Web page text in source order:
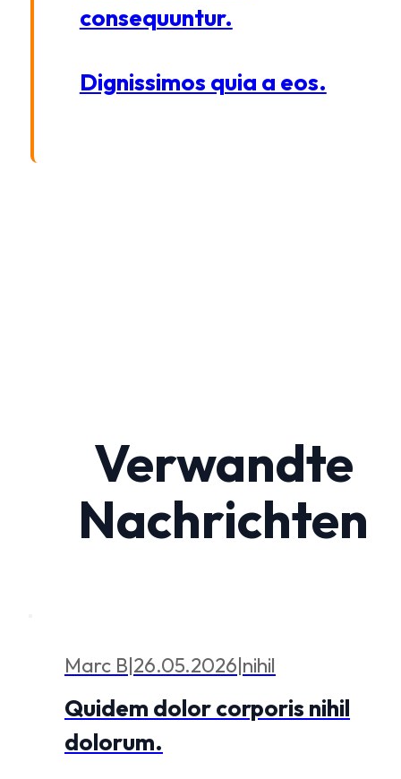
consequuntur.
Dignissimos quia a eos.
Verwandte
Nachrichten
Marc B|26.05.2026|nihil
Quidem dolor corporis nihil
dolorum.